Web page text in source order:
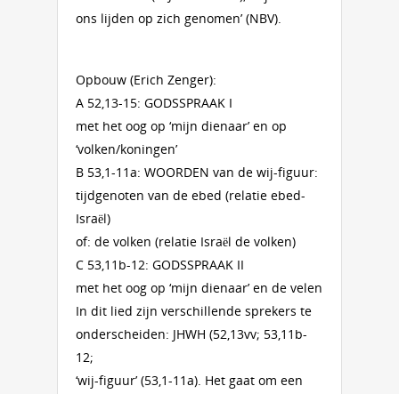
ons lijden op zich genomen’ (NBV).
Opbouw (Erich Zenger):
A 52,13-15: GODSSPRAAK I
met het oog op ‘mijn dienaar’ en op
‘volken/koningen’
B 53,1-11a: WOORDEN van de wij-figuur:
tijdgenoten van de ebed (relatie ebed-
Israël)
of: de volken (relatie Israël de volken)
C 53,11b-12: GODSSPRAAK II
met het oog op ‘mijn dienaar’ en de velen
In dit lied zijn verschillende sprekers te
onderscheiden: JHWH (52,13vv; 53,11b-
12;
‘wij-figuur’ (53,1-11a). Het gaat om een